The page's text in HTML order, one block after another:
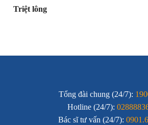
Triệt lông
Tổng đài chung (24/7):
Hotline (24/7):
Bác sĩ tư vấn (24/7):